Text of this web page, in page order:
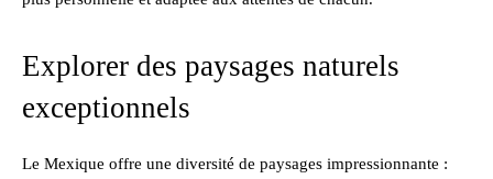
Explorer des paysages naturels
exceptionnels
Le Mexique offre une diversité de paysages impressionnante :